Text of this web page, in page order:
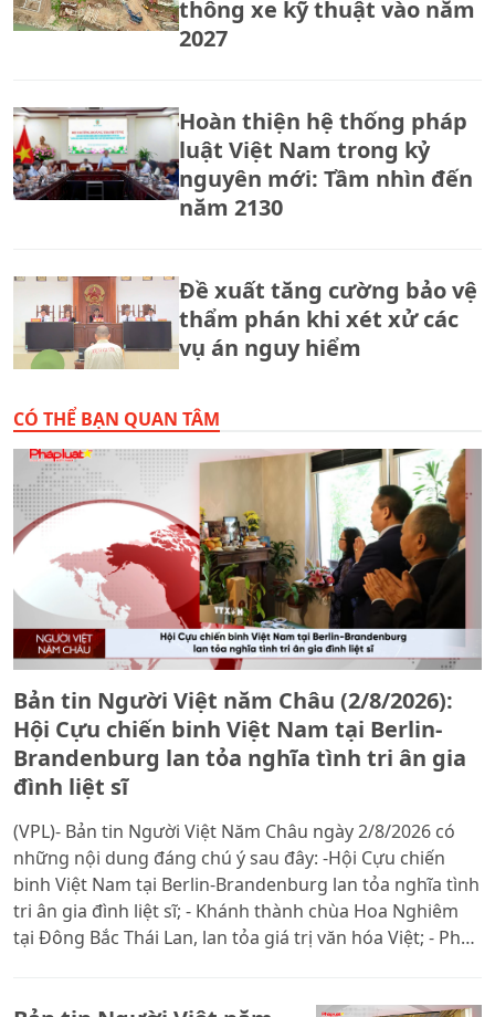
thông xe kỹ thuật vào năm
2027
Hoàn thiện hệ thống pháp
luật Việt Nam trong kỷ
nguyên mới: Tầm nhìn đến
năm 2130
Đề xuất tăng cường bảo vệ
thẩm phán khi xét xử các
vụ án nguy hiểm
CÓ THỂ BẠN QUAN TÂM
Bản tin Người Việt năm Châu (2/8/2026):
Hội Cựu chiến binh Việt Nam tại Berlin-
Brandenburg lan tỏa nghĩa tình tri ân gia
đình liệt sĩ
(VPL)- Bản tin Người Việt Năm Châu ngày 2/8/2026 có
những nội dung đáng chú ý sau đây: -Hội Cựu chiến
binh Việt Nam tại Berlin-Brandenburg lan tỏa nghĩa tình
tri ân gia đình liệt sĩ; - Khánh thành chùa Hoa Nghiêm
tại Đông Bắc Thái Lan, lan tỏa giá trị văn hóa Việt; - Phó